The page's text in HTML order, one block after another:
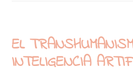
EL
INTELIGENCIA